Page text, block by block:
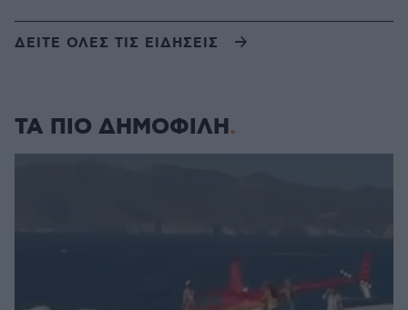
ΔΕΙΤΕ ΟΛΕΣ ΤΙΣ ΕΙΔΗΣΕΙΣ
ΤΑ ΠΙΟ ΔΗΜΟΦΙΛΗ